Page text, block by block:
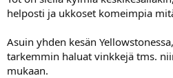
helposti ja ukkoset komeimpia
Asuin yhden kesän
tarkemmin haluat vinkkejä tms.
mukaan.